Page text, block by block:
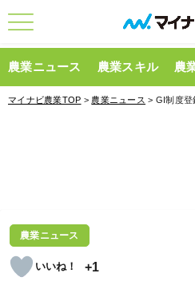
農業ニュース 農業スキル 農
マイナビ農業TOP > 農業ニュース > GI制度登
農業ニュース
+1